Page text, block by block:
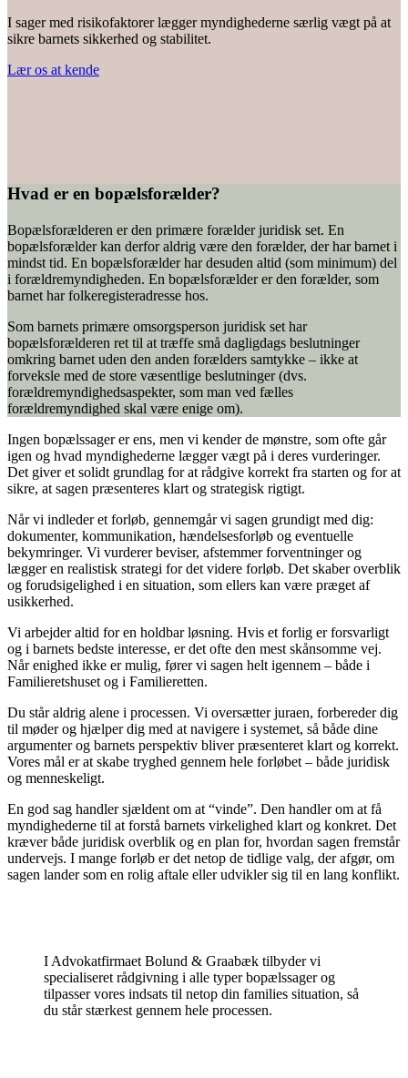
I sager med risikofaktorer lægger myndighederne særlig vægt på at
sikre barnets sikkerhed og stabilitet.
Lær os at kende
Hvad er en bopælsforælder?
Bopælsforælderen er den primære forælder juridisk set. En
bopælsforælder kan derfor aldrig være den forælder, der har barnet i
mindst tid. En bopælsforælder har desuden altid (som minimum) del
i forældremyndigheden. En bopælsforælder er den forælder, som
barnet har folkeregisteradresse hos.
Som barnets primære omsorgsperson juridisk set har
bopælsforælderen ret til at træffe små dagligdags beslutninger
omkring barnet uden den anden forælders samtykke – ikke at
forveksle med de store væsentlige beslutninger (dvs.
forældremyndighedsaspekter, som man ved fælles
forældremyndighed skal være enige om).
Ingen bopælssager er ens, men vi kender de mønstre, som ofte går
igen og hvad myndighederne lægger vægt på i deres vurderinger.
Det giver et solidt grundlag for at rådgive korrekt fra starten og for at
sikre, at sagen præsenteres klart og strategisk rigtigt.
Når vi indleder et forløb, gennemgår vi sagen grundigt med dig:
dokumenter, kommunikation, hændelsesforløb og eventuelle
bekymringer. Vi vurderer beviser, afstemmer forventninger og
lægger en realistisk strategi for det videre forløb. Det skaber overblik
og forudsigelighed i en situation, som ellers kan være præget af
usikkerhed.
Vi arbejder altid for en holdbar løsning. Hvis et forlig er forsvarligt
og i barnets bedste interesse, er det ofte den mest skånsomme vej.
Når enighed ikke er mulig, fører vi sagen helt igennem – både i
Familieretshuset og i Familieretten.
Du står aldrig alene i processen. Vi oversætter juraen, forbereder dig
til møder og hjælper dig med at navigere i systemet, så både dine
argumenter og barnets perspektiv bliver præsenteret klart og korrekt.
Vores mål er at skabe tryghed gennem hele forløbet – både juridisk
og menneskeligt.
En god sag handler sjældent om at “vinde”. Den handler om at få
myndighederne til at forstå barnets virkelighed klart og konkret. Det
kræver både juridisk overblik og en plan for, hvordan sagen fremstår
undervejs. I mange forløb er det netop de tidlige valg, der afgør, om
sagen lander som en rolig aftale eller udvikler sig til en lang konflikt.
I Advokatfirmaet Bolund & Graabæk tilbyder vi
specialiseret rådgivning i alle typer bopælssager og
tilpasser vores indsats til netop din families situation, så
du står stærkest gennem hele processen.